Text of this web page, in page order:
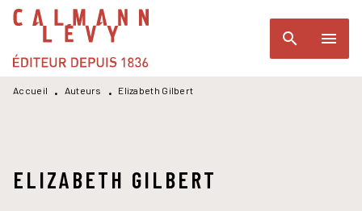
MENU RECHERCHE
PIED DE PAGE
search menu
Accueil • Auteurs • Elizabeth Gilbert
ELIZABETH GILBERT